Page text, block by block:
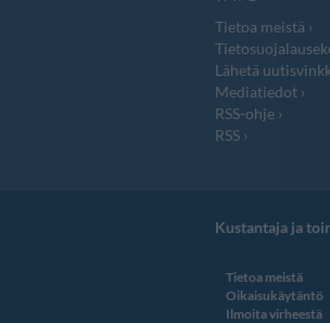
Tietoa meistä
Lähetä
Mediatiedot
RSS-ohje
RSS
Kustantaja ja
Tietoa meistä
Oikaisukäytäntö
Ilmoita virheestä